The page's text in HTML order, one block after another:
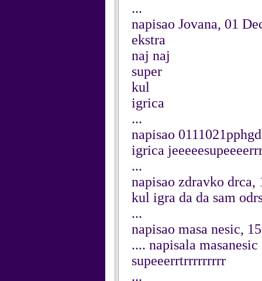
...
napisao Jovana, 01
ekstra
naj naj
super
kul
igrica
...
napisao
igrica
...
napisao zdravko drca,
kul igra da da sam
...
napisao masa nesic,
.... napisala
supeeerrtrrrrrrrrr
...